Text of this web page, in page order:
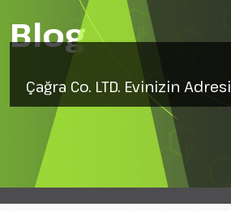
Blog
Çağra Co. LTD. Evinizin Adresi